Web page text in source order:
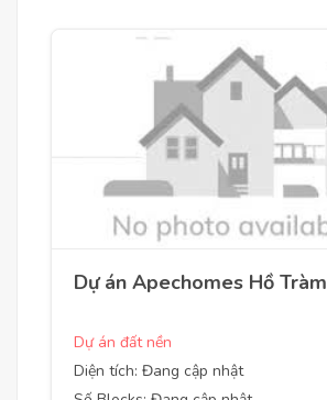
Dự án Apechomes Hồ Tràm
Dự án đất nền
Diện tích: Đang cập nhật